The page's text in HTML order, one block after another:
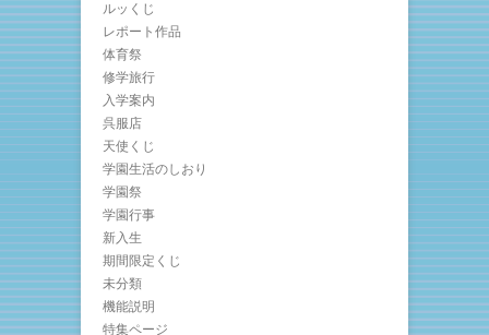
ルッくじ
レポート作品
体育祭
修学旅行
入学案内
呉服店
天使くじ
学園生活のしおり
学園祭
学園行事
新入生
期間限定くじ
未分類
機能説明
特集ページ